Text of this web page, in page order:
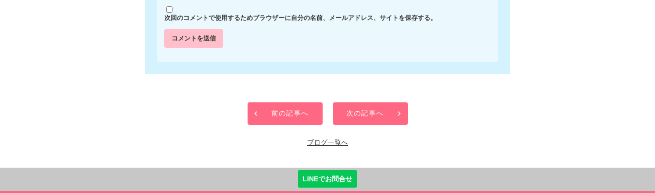
次回のコメントで使用するためブラウザーに自分の名前、メールアドレス、サイトを保存する。
前の記事へ 次の記事へ
ブログ一覧へ
LINEでお問合せ